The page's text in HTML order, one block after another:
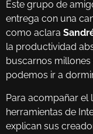
Este grupo de
entrega con una
como aclara
la productividad
buscarnos
podemos ir a
Para acompañar el
herramientas de
explican sus